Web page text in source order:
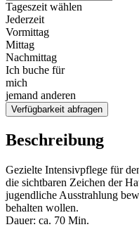
Tageszeit wählen
Jederzeit
Vormittag
Mittag
Nachmittag
Ich buche für
mich
jemand anderen
Verfügbarkeit abfragen
Beschreibung
Gezielte Intensivpflege für
die sichtbaren Zeichen der
jugendliche Ausstrahlung
behalten wollen.
Dauer: ca. 70 Min.